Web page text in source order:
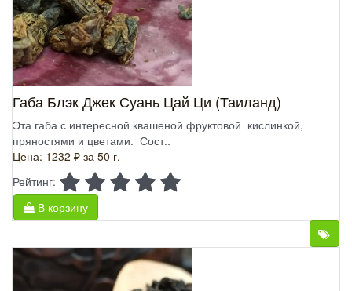
Габа Блэк Джек Суань Цай Ци (Таиланд)
Эта габа с интересной квашеной фруктовой кислинкой,
пряностями и цветами. Сост..
Цена: 1232 ₽ за 50 г.
Рейтинг:
В корзину